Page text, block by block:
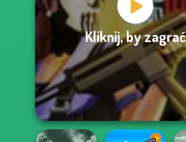
Kliknij, by zagrać